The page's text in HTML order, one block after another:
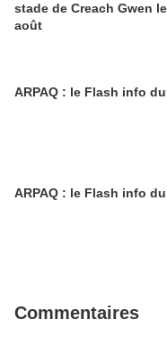
stade de Creach Gwen le
août
ARPAQ : le Flash info
ARPAQ : le Flash info
Commentaires